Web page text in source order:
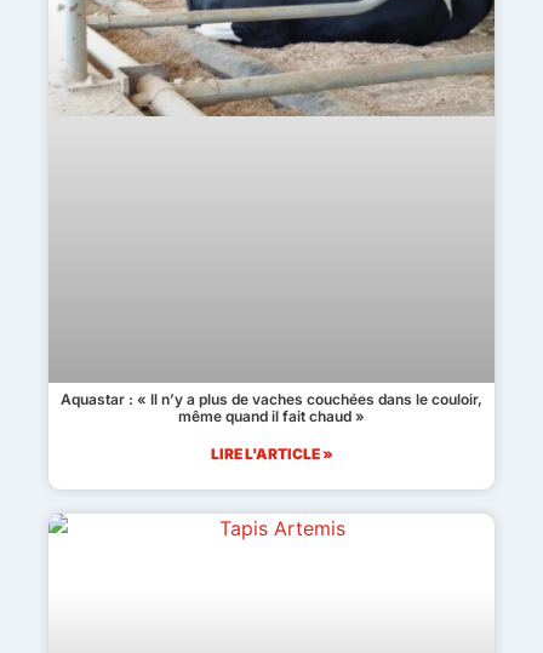
Aquastar : « Il n’y a plus de vaches couchées dans le couloir,
même quand il fait chaud »
LIRE L'ARTICLE »